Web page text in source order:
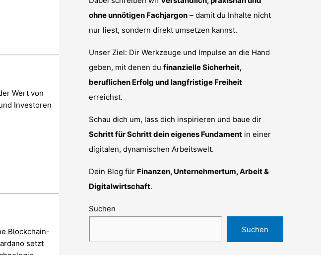
Wert von
Investoren
Blockchain-
setzt
ohne unnötigen Fachjargon – damit du Inhalte nicht
nur liest, sondern direkt umsetzen kannst.
Unser Ziel: Dir Werkzeuge und Impulse an die Hand
geben, mit denen du finanzielle Sicherheit,
beruflichen Erfolg und langfristige Freiheit
erreichst.
Schau dich um, lass dich inspirieren und baue dir
Schritt für Schritt dein eigenes Fundament in einer
digitalen, dynamischen Arbeitswelt.
Dein Blog für Finanzen, Unternehmertum, Arbeit &
Digitalwirtschaft.
Suchen
Suchen